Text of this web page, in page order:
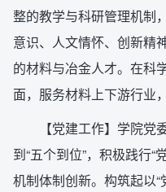
整的教学与科研管理机制
意识、人文情怀、创新精
的材料与冶金人才。在科
面，服务材料上下游行业
【党建工作】学院
到“五个到位”，积极践行“
机制体制创新。构筑起以“